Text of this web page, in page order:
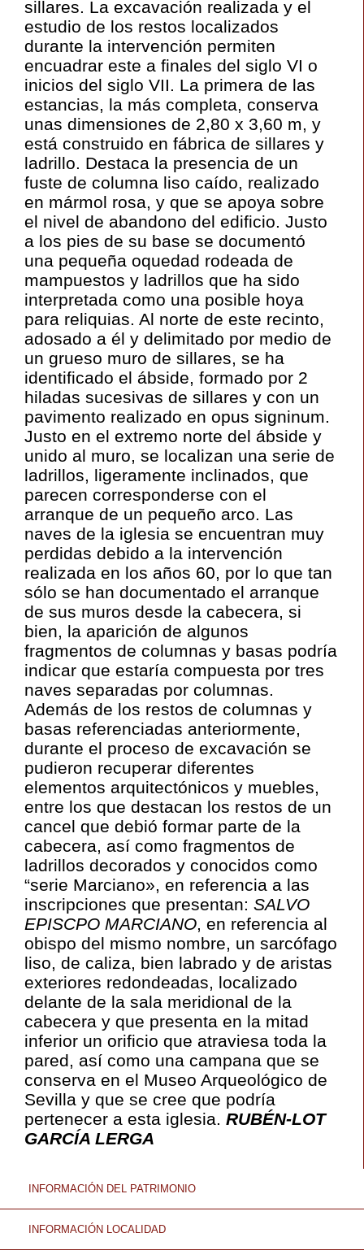
INFORMACIÓN DEL PATRIMONIO
INFORMACIÓN LOCALIDAD
sillares. La excavación realizada y el
estudio de los restos localizados
durante la intervención permiten
encuadrar este a finales del siglo VI o
inicios del siglo VII. La primera de las
estancias, la más completa, conserva
unas dimensiones de 2,80 x 3,60 m, y
está construido en fábrica de sillares y
ladrillo. Destaca la presencia de un
fuste de columna liso caído, realizado
en mármol rosa, y que se apoya sobre
el nivel de abandono del edificio. Justo
a los pies de su base se documentó
una pequeña oquedad rodeada de
mampuestos y ladrillos que ha sido
interpretada como una posible hoya
para reliquias. Al norte de este recinto,
adosado a él y delimitado por medio de
un grueso muro de sillares, se ha
identificado el ábside, formado por 2
hiladas sucesivas de sillares y con un
pavimento realizado en opus signinum.
Justo en el extremo norte del ábside y
unido al muro, se localizan una serie de
ladrillos, ligeramente inclinados, que
parecen corresponderse con el
arranque de un pequeño arco. Las
naves de la iglesia se encuentran muy
perdidas debido a la intervención
realizada en los años 60, por lo que tan
sólo se han documentado el arranque
de sus muros desde la cabecera, si
bien, la aparición de algunos
fragmentos de columnas y basas podría
indicar que estaría compuesta por tres
naves separadas por columnas.
Además de los restos de columnas y
basas referenciadas anteriormente,
durante el proceso de excavación se
pudieron recuperar diferentes
elementos arquitectónicos y muebles,
entre los que destacan los restos de un
cancel que debió formar parte de la
cabecera, así como fragmentos de
ladrillos decorados y conocidos como
“serie Marciano», en referencia a las
inscripciones que presentan: SALVO
EPISCPO MARCIANO , en referencia al
obispo del mismo nombre, un sarcófago
liso, de caliza, bien labrado y de aristas
exteriores redondeadas, localizado
delante de la sala meridional de la
cabecera y que presenta en la mitad
inferior un orificio que atraviesa toda la
pared, así como una campana que se
conserva en el Museo Arqueológico de
Sevilla y que se cree que podría
pertenecer a esta iglesia. RUBÉN-LOT
GARCÍA LERGA